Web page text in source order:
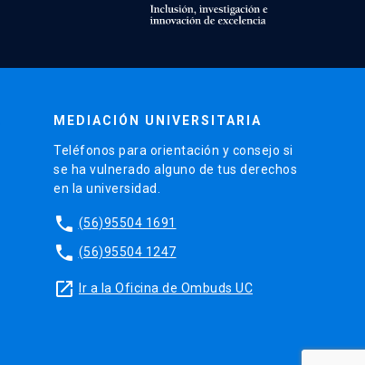
MEDIACIÓN UNIVERSITARIA
Teléfonos para orientación y consejo si
se ha vulnerado alguno de tus derechos
en la universidad.
phone (56)95504 1691
phone (56)95504 1247
launch Ir a la Oficina de Ombuds UC